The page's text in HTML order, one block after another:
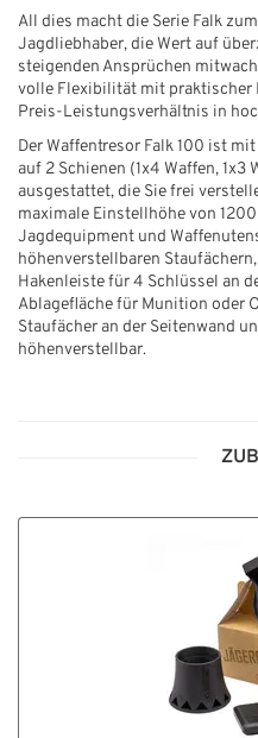
All dies macht die Serie Falk
Jagdliebhaber, die Wert auf
steigenden Ansprüchen
volle Flexibilität mit praktischer
Preis-Leistungsverhältnis in
Der Waffentresor Falk 100 ist
auf 2 Schienen (1x4 Waffen, 1x3
ausgestattet, die Sie frei
maximale Einstellhöhe von
Jagdequipment und
höhenverstellbaren
Hakenleiste für 4 Schlüssel an
Ablagefläche für Munition oder
Staufächer an der Seitenwand
höhenverstellbar.